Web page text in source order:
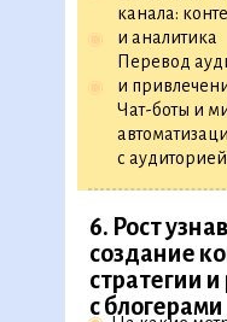
канала:
и аналитика
Перевод
и
Чат-боты и
с аудиторией
6. Рост
создание
стратегии
с блогерами
4.
3.
Как
Как
1 практическое